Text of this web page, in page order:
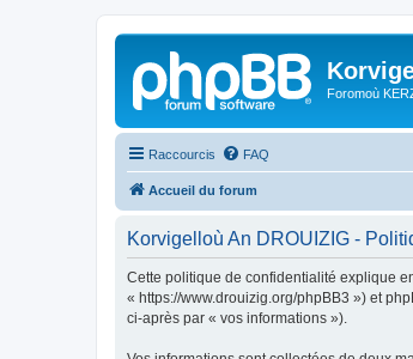
Foromoù
Raccourcis FAQ
Accueil du forum
Korvigelloù An DROUIZIG -
Cette politique de confidentialité explique
« https://www.drouizig.org/phpBB3 ») et
ci-après par « vos informations »).